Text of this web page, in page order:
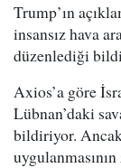
Trump’ın
insansız hava
düzenlediği
Axios’a göre
Lübnan’daki
bildiriyor. Ancak